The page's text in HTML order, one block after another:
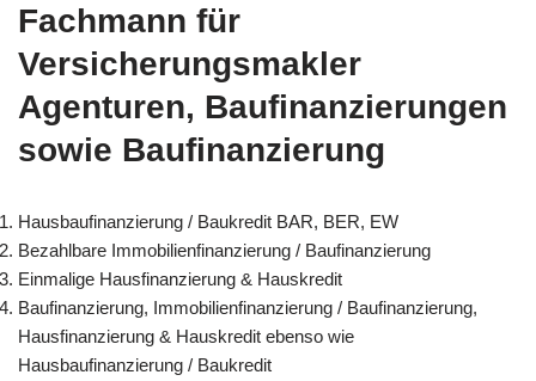
Fachmann für
Versicherungsmakler
Agenturen, Baufinanzierungen
sowie Baufinanzierung
Hausbaufinanzierung / Baukredit BAR, BER, EW
Bezahlbare Immobilienfinanzierung / Baufinanzierung
Einmalige Hausfinanzierung & Hauskredit
Baufinanzierung, Immobilienfinanzierung / Baufinanzierung,
Hausfinanzierung & Hauskredit ebenso wie
Hausbaufinanzierung / Baukredit